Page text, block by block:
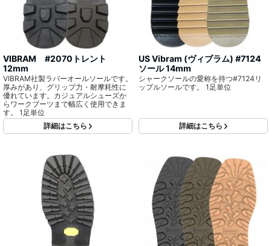
VIBRAM #2070トレント
12mm
VIBRAM社製ラバーオールソールです。
厚みがあり、グリップ力・耐摩耗性に
優れています。カジュアルシューズか
らワークブーツまで幅広く使用できま
す。 1足単位
詳細はこちら
US Vibram (ヴィブラム) #7124
ソール 14mm
シャークソールの愛称を持つ#7124リ
ップルソールです。 1足単位
詳細はこちら